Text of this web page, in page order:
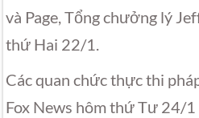
và Page, Tổng chưởng lý
thứ Hai 22/1.
Các quan chức thực thi
Fox News hôm thứ Tư 24/1